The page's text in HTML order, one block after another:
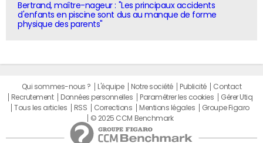
Bertrand, maître-nageur : "Les principaux accidents
d'enfants en piscine sont dus au manque de forme
physique des parents"
Qui sommes-nous ? L'équipe Notre société Publicité
Contact
Recrutement
Données personnelles Paramétrer les cookies
Gérer Utiq
Tous les articles
RSS Corrections Mentions légales
Groupe Figaro
© 2025 CCM Benchmark